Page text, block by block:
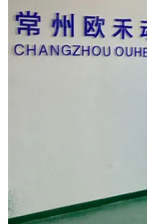
Motor